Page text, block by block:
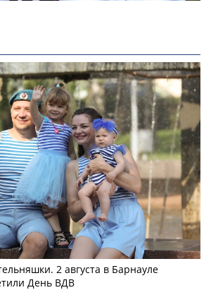
2 августа в Барнауле
День ВДВ